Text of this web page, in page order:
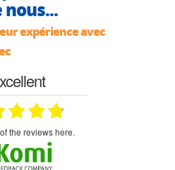
expérience avec
the reviews here.